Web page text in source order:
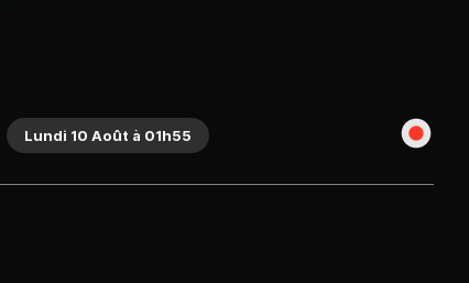
Lundi 10 Août à 01h55